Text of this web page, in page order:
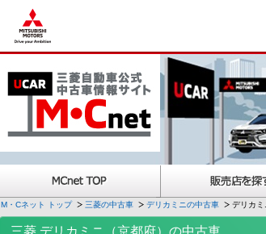
M・Cネット トップ 三菱の中古車 デリカミニの中古車 デリカ
三菱 デリカミニ（京都府）の中古車